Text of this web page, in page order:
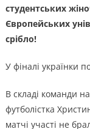
студентських
Європейських
срібло!
У фіналі українки
В складі команди
футболістка
матчі участі не